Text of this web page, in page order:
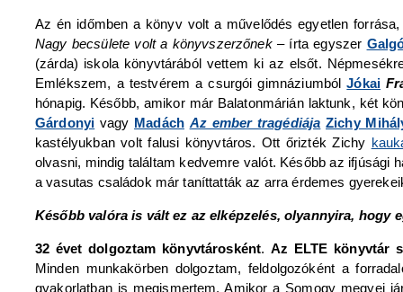
Az én időmben a könyv volt a művelődés egyetlen
Nagy becsülete volt a könyvszerzőnek– írta egyszer
(zárda) iskola könyvtárából vettem ki az elsőt.
Emlékszem, a testvérem a csurgói gimnáziumbólJókai
hónapig. Később, amikor már Balatonmárián laktunk, két
Gárdonyi vagy Madách Az ember tragédiája Zichy
kastélyukban volt falusi könyvtáros. Ott őrizték Zichy
olvasni, mindig találtam kedvemre valót. Később az ifjúsági
a vasutas családok már taníttatták az arra érdemes
Később valóra is vált ez az elképzelés, olyannyira,
32 évet dolgoztam könyvtárosként. Az ELTE könyvtár
Minden munkakörben dolgoztam, feldolgozóként a
gyakorlatban is megismertem. Amikor a Somogy megyei